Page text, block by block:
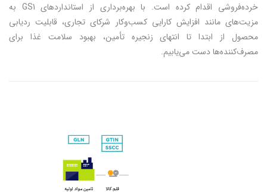
خرده‌فروشی اقدام کرده است. با بهره‌برداری از استانداردهای GS1 به
مزیت‌های مانند افزایش کارایی کسب‌وکار شرکای تجاری، قابلیت ردیابی
محصول از ابتدا تا انتهای زنجیره تأمین، بهبود سلامت غذا برای
مصرف‌کننده‌ها دست می‌یابیم.